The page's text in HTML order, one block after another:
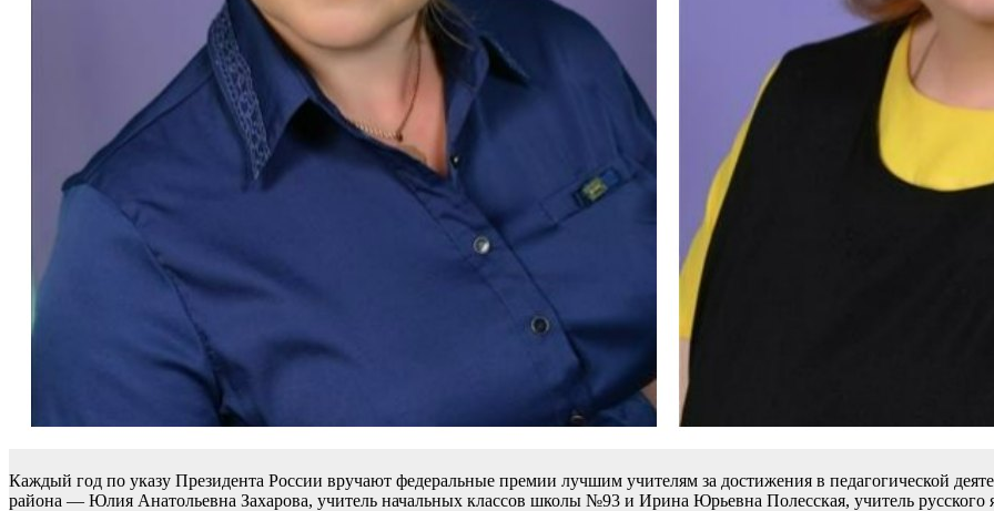
Каждый год по указу Президента России вручают федеральные премии лучшим учителям за достижения в педагогической
района — Юлия Анатольевна Захарова, учитель начальных классов школы №93 и Ирина Юрьевна Полесская, учитель